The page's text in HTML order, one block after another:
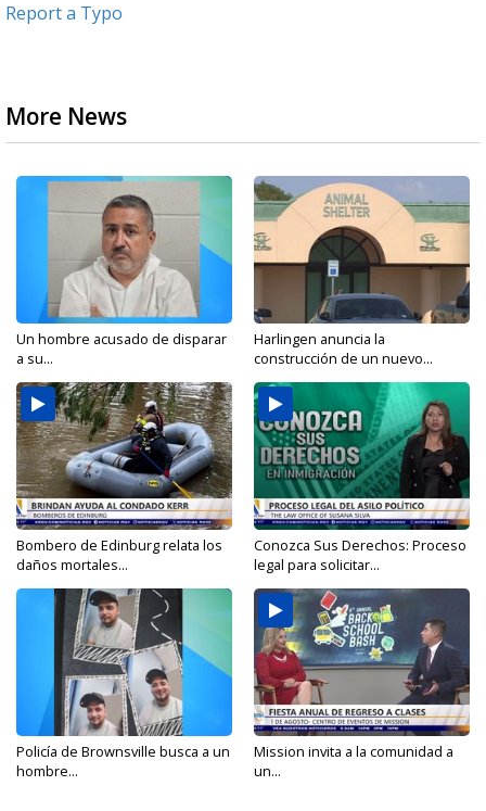
Report a Typo
More News
Un hombre acusado de disparar
a su...
Harlingen anuncia la
construcción de un nuevo...
Bombero de Edinburg relata los
daños mortales...
Conozca Sus Derechos: Proceso
legal para solicitar...
Policía de Brownsville busca a un
hombre...
Mission invita a la comunidad a
un...